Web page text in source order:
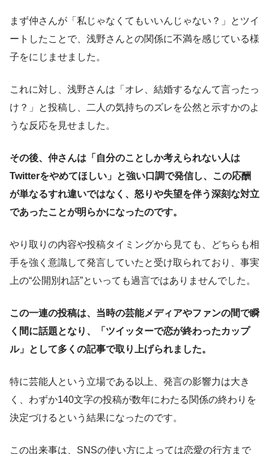
まず仲さんが「私じゃなくてもいいんじゃない？」とツイ
ートしたことで、浅野さんとの関係に不満を感じている様
子をにじませました。
これに対し、浅野さんは「オレ、結婚するなんて言ったっ
け？」と投稿し、二人の気持ちのズレを公然と示すかのよ
うな反応を見せました。
その後、仲さんは「自分のことしか考えられない人は
Twitterをやめてほしい」と強い口調で発信し、この応酬
が単なるすれ違いではなく、怒りや失望を伴う深刻な対立
であったことが明らかになったのです。
やり取りの内容や投稿タイミングから見ても、どちらも相
手を強く意識して発言していたと受け取られており、事実
上の“公開別れ話”といっても過言ではありませんでした。
この一連の投稿は、当時の芸能メディアやファンの間で瞬
く間に話題となり、「ツイッターで恋が終わったカップ
ル」として多くの記事で取り上げられました。
特に芸能人という立場である以上、発言の影響力は大き
く、わずか140文字の投稿が数年にわたる関係の終わりを
決定づけるという結果になったのです。
この出来事は、SNSの使い方によっては恋愛の行方まで